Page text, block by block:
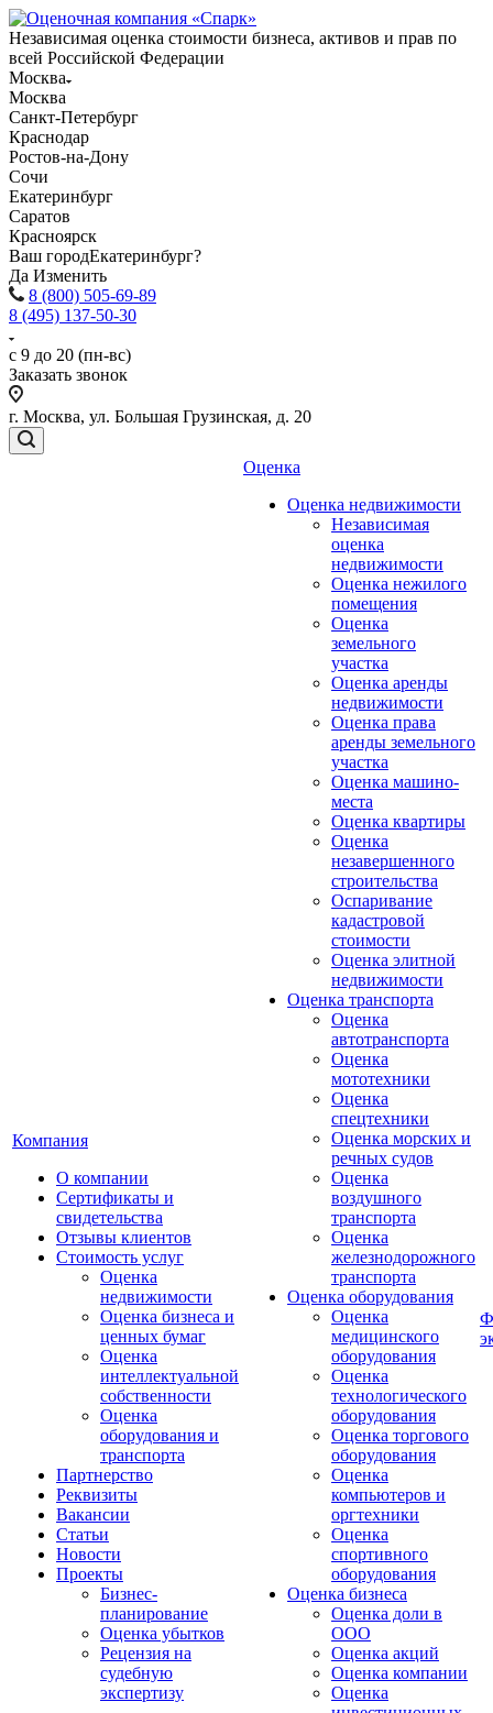
Независимая оценка стоимости бизнеса, активов и прав по
всей Российской Федерации
Москва
Москва
Санкт-Петербург
Краснодар
Ростов-на-Дону
Сочи
Екатеринбург
Саратов
Красноярск
Ваш городЕкатеринбург?
Да Изменить
8 (800) 505-69-89
8 (495) 137-50-30
с 9 до 20 (пн-вс)
Заказать звонок
г. Москва, ул. Большая Грузинская, д. 20
Компания
О компании
Сертификаты и
свидетельства
Отзывы клиентов
Стоимость услуг
Оценка
недвижимости
Оценка бизнеса и
ценных бумаг
Оценка
интеллектуальной
собственности
Оценка
оборудования и
транспорта
Партнерство
Реквизиты
Вакансии
Статьи
Новости
Проекты
Бизнес-
планирование
Оценка убытков
Рецензия на
судебную
экспертизу
Оценка
Оценка недвижимости
Независимая
оценка
недвижимости
Оценка нежилого
помещения
Оценка
земельного
участка
Оценка аренды
недвижимости
Оценка права
аренды земельного
участка
Оценка машино-
места
Оценка квартиры
Оценка
незавершенного
строительства
Оспаривание
кадастровой
стоимости
Оценка элитной
недвижимости
Оценка транспорта
Оценка
автотранспорта
Оценка
мототехники
Оценка
спецтехники
Оценка морских и
речных судов
Оценка
воздушного
транспорта
Оценка
железнодорожного
транспорта
Оценка оборудования
Оценка
медицинского
оборудования
Оценка
технологического
оборудования
Оценка торгового
оборудования
Оценка
компьютеров и
оргтехники
Оценка
спортивного
оборудования
Оценка бизнеса
Оценка доли в
ООО
Оценка акций
Оценка компании
Оценка